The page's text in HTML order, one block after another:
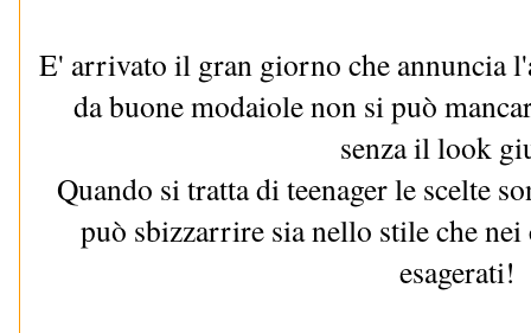
E' arrivato il gran giorno che annuncia
da buone modaiole non si può
senza il look
Quando si tratta di teenager le scelte
può sbizzarrire sia nello stile che
esagerati!